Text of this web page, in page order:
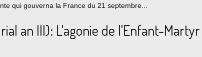
qui gouverna la France du 21 septembre...
an III): L'agonie de l'Enfant-Martyr